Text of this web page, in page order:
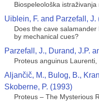
Biospeleološka
Uiblein, F. and Parzefall, J.
Does the cave
by mechanical cues?
Parzefall, J., Durand, J.P.
Proteus anguinus
Aljančič, M., Bulog, B.,
Skoberne, P. (1993)
Proteus – The Mysterious